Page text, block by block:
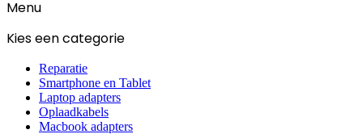
Menu
Kies een categorie
Reparatie
Smartphone en Tablet
Laptop adapters
Oplaadkabels
Macbook adapters